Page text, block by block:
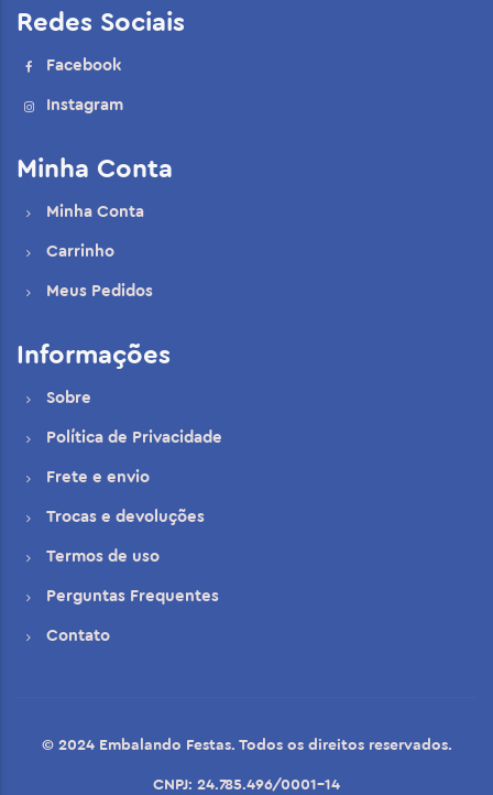
Redes Sociais
Facebook
Instagram
Minha Conta
Minha Conta
Carrinho
Meus Pedidos
Informações
Sobre
Política de Privacidade
Frete e envio
Trocas e devoluções
Termos de uso
Perguntas Frequentes
Contato
© 2024 Embalando Festas. Todos os direitos reservados.
CNPJ: 24.785.496/0001-14